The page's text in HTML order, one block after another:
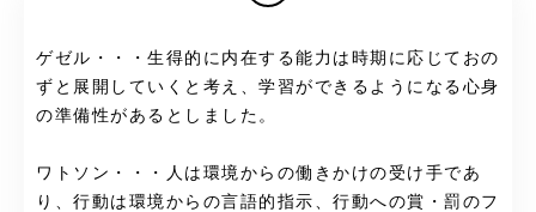
ゲゼル・・・生得的に内在する能力は時期に応じておの
ずと展開していくと考え、学習ができるようになる心身
の準備性があるとしました。
ワトソン・・・人は環境からの働きかけの受け手であ
り、行動は環境からの言語的指示、行動への賞・罰のフ